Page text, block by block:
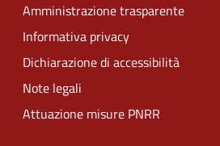
Amministrazione trasparente
Informativa privacy
Dichiarazione di accessibilità
Note legali
Attuazione misure PNRR